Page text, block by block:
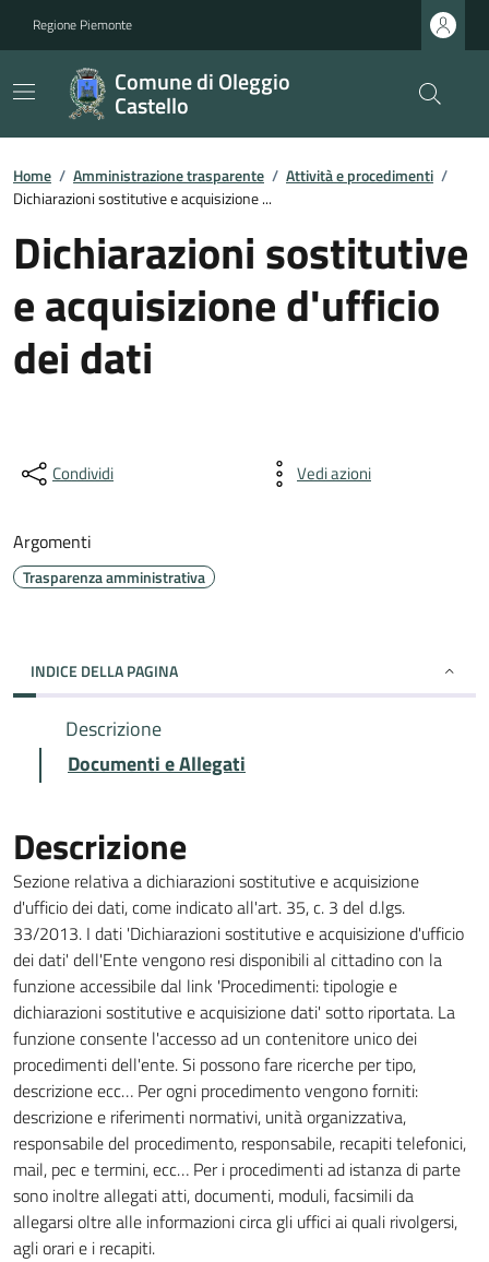
Regione Piemonte
Comune di Oleggio
Castello
Home / Amministrazione trasparente / Attività e procedimenti /
Dichiarazioni sostitutive e acquisizione ...
Dichiarazioni sostitutive
e acquisizione d'ufficio
dei dati
Condividi Vedi azioni
Argomenti
Trasparenza amministrativa
INDICE DELLA PAGINA
Descrizione
Documenti e Allegati
Descrizione
Sezione relativa a dichiarazioni sostitutive e acquisizione
d'ufficio dei dati, come indicato all'art. 35, c. 3 del d.lgs.
33/2013. I dati 'Dichiarazioni sostitutive e acquisizione d'ufficio
dei dati' dell'Ente vengono resi disponibili al cittadino con la
funzione accessibile dal link 'Procedimenti: tipologie e
dichiarazioni sostitutive e acquisizione dati' sotto riportata. La
funzione consente l'accesso ad un contenitore unico dei
procedimenti dell'ente. Si possono fare ricerche per tipo,
descrizione ecc… Per ogni procedimento vengono forniti:
descrizione e riferimenti normativi, unità organizzativa,
responsabile del procedimento, responsabile, recapiti telefonici,
mail, pec e termini, ecc… Per i procedimenti ad istanza di parte
sono inoltre allegati atti, documenti, moduli, facsimili da
allegarsi oltre alle informazioni circa gli uffici ai quali rivolgersi,
agli orari e i recapiti.